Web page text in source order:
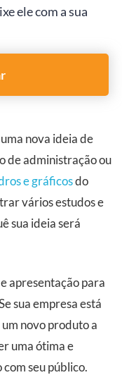
ele com a sua
nova ideia de
de administração ou
e gráficosdo
vários estudos e
sua ideia será
apresentação para
sua empresa está
novo produto a
uma ótima e
seu público.